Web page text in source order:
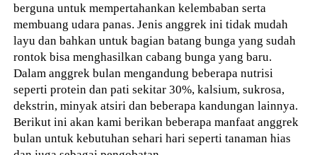
berguna untuk mempertahankan kelembaban serta
membuang udara panas. Jenis anggrek ini tidak mudah
layu dan bahkan untuk bagian batang bunga yang sudah
rontok bisa menghasilkan cabang bunga yang baru.
Dalam anggrek bulan mengandung beberapa nutrisi
seperti protein dan pati sekitar 30%, kalsium, sukrosa,
dekstrin, minyak atsiri dan beberapa kandungan lainnya.
Berikut ini akan kami berikan beberapa manfaat anggrek
bulan untuk kebutuhan sehari hari seperti tanaman hias